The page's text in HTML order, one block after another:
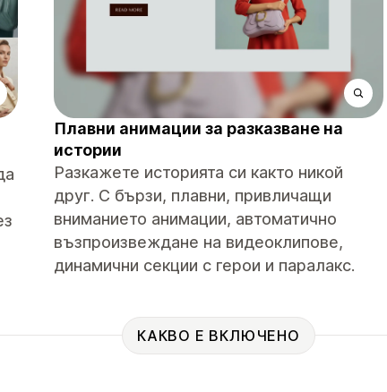
Плавни анимации за разказване на
истории
Разкажете историята си както никой
друг. С бързи, плавни, привличащи
вниманието анимации, автоматично
възпроизвеждане на видеоклипове,
динамични секции с герои и паралакс.
КАКВО Е ВКЛЮЧЕНО